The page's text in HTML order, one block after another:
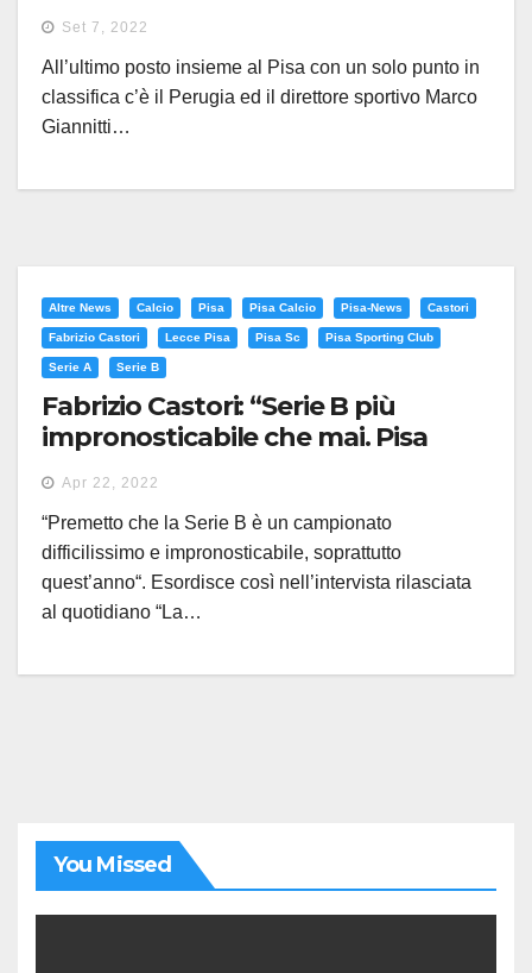
passo e il Mister lo sa”
Set 7, 2022
All’ultimo posto insieme al Pisa con un solo punto in
classifica c’è il Perugia ed il direttore sportivo Marco
Giannitti…
Altre News Calcio Pisa Pisa Calcio Pisa-News Castori
Fabrizio Castori Lecce Pisa Pisa Sc Pisa Sporting Club
Serie A Serie B
Fabrizio Castori: “Serie B più
impronosticabile che mai. Pisa
costretto a vincere ma con Puscas
e Torregrossa può farcela”
Apr 22, 2022
“Premetto che la Serie B è un campionato
difficilissimo e impronosticabile, soprattutto
quest’anno“. Esordisce così nell’intervista rilasciata
al quotidiano “La…
You Missed